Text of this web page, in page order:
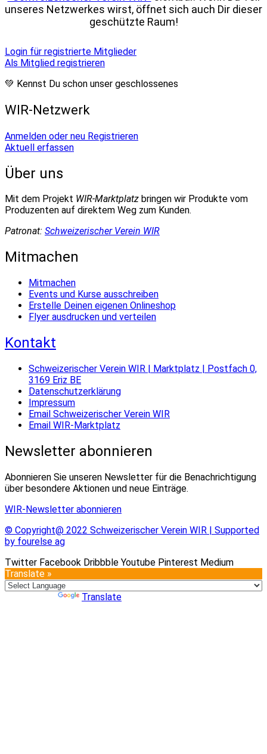
unseres Netzwerkes wirst, öffnet sich auch Dir dieser
geschützte Raum!
Login für registrierte Mitglieder
Als Mitglied registrieren
💚 Kennst Du schon unser geschlossenes
WIR-Netzwerk
Anmelden oder neu Registrieren
Aktuell erfassen
Über uns
Mit dem Projekt WIR-Marktplatz bringen wir Produkte vom
Produzenten auf direktem Weg zum Kunden.
Patronat: Schweizerischer Verein WIR
Mitmachen
Mitmachen
Events und Kurse ausschreiben
Erstelle Deinen eigenen Onlineshop
Flyer ausdrucken und verteilen
Kontakt
Schweizerischer Verein WIR | Marktplatz | Postfach 0,
3169 Eriz BE
Datenschutzerklärung
Impressum
Email Schweizerischer Verein WIR
Email WIR-Marktplatz
Newsletter abonnieren
Abonnieren Sie unseren Newsletter für die Benachrichtigung
über besondere Aktionen und neue Einträge.
WIR-Newsletter abonnieren
© Copyright@ 2022 Schweizerischer Verein WIR | Supported
by fourelse ag
Twitter Facebook Dribbble Youtube Pinterest Medium
Translate »
Translate